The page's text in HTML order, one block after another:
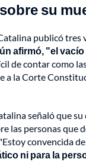
su
publicó tres
afirmó, "el
de contar como
a la Corte
señaló que
las personas que
convencida
ni para la